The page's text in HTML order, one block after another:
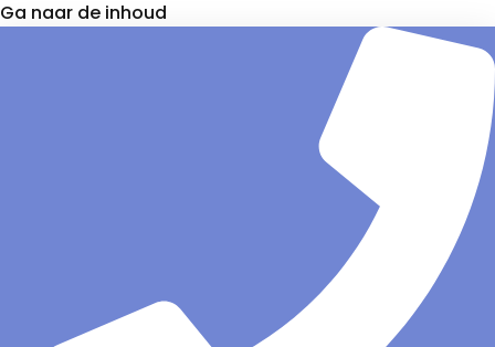
Ga naar de inhoud